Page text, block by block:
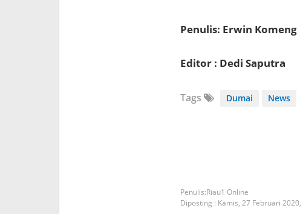
Penulis: Erwin Komeng
Editor : Dedi Saputra
Tags Dumai News
Riau1 Online
Diposting : Kamis, 27 Februari 2020,